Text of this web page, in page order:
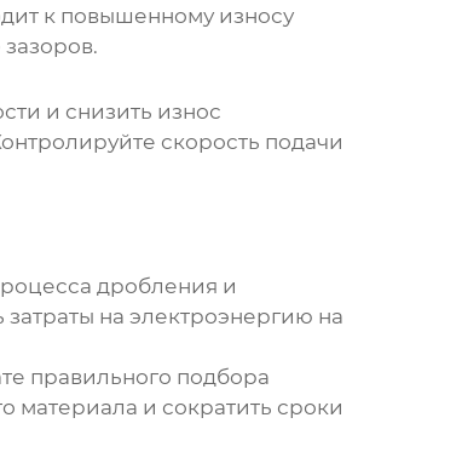
к повышенному износу
и снизить износ
скорость подачи
дробления и
на электроэнергию на
правильного подбора
материала и сократить сроки